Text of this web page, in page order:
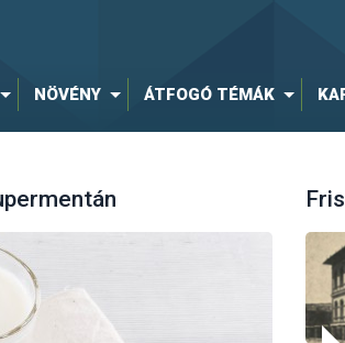
NÖVÉNY ÁTFOGÓ TÉMÁK